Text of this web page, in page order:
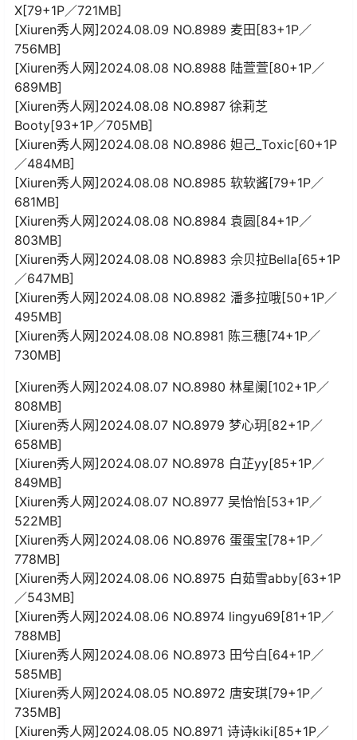
X[79+1P／721MB]
[Xiuren秀人网]2024.08.09 NO.8989 麦田[83+1P／
756MB]
[Xiuren秀人网]2024.08.08 NO.8988 陆萱萱[80+1P／
689MB]
[Xiuren秀人网]2024.08.08 NO.8987 徐莉芝
Booty[93+1P／705MB]
[Xiuren秀人网]2024.08.08 NO.8986 妲己_Toxic[60+1P
／484MB]
[Xiuren秀人网]2024.08.08 NO.8985 软软酱[79+1P／
681MB]
[Xiuren秀人网]2024.08.08 NO.8984 袁圆[84+1P／
803MB]
[Xiuren秀人网]2024.08.08 NO.8983 佘贝拉Bella[65+1P
／647MB]
[Xiuren秀人网]2024.08.08 NO.8982 潘多拉哦[50+1P／
495MB]
[Xiuren秀人网]2024.08.08 NO.8981 陈三穗[74+1P／
730MB]
[Xiuren秀人网]2024.08.07 NO.8980 林星阑[102+1P／
808MB]
[Xiuren秀人网]2024.08.07 NO.8979 梦心玥[82+1P／
658MB]
[Xiuren秀人网]2024.08.07 NO.8978 白芷yy[85+1P／
849MB]
[Xiuren秀人网]2024.08.07 NO.8977 吴怡怡[53+1P／
522MB]
[Xiuren秀人网]2024.08.06 NO.8976 蛋蛋宝[78+1P／
778MB]
[Xiuren秀人网]2024.08.06 NO.8975 白茹雪abby[63+1P
／543MB]
[Xiuren秀人网]2024.08.06 NO.8974 lingyu69[81+1P／
788MB]
[Xiuren秀人网]2024.08.06 NO.8973 田兮白[64+1P／
585MB]
[Xiuren秀人网]2024.08.05 NO.8972 唐安琪[79+1P／
735MB]
[Xiuren秀人网]2024.08.05 NO.8971 诗诗kiki[85+1P／